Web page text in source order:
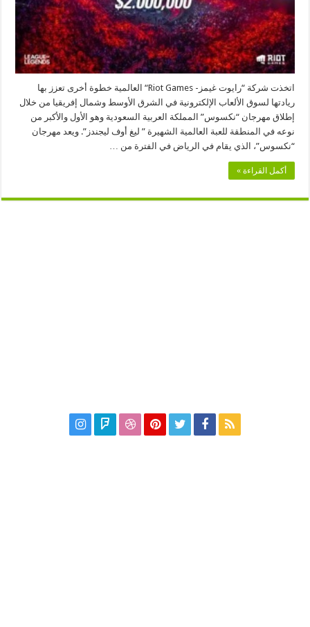
اتخذت شركة “رايوت غيمز- Riot Games“ العالمية خطوة أخرى تعزز بها
ريادتها لسوق الألعاب الإلكترونية في الشرق الأوسط وشمال إفريقيا من خلال
إطلاق مهرجان “نكسوس” المملكة العربية السعودية وهو الأول والأكبر من
نوعه في المنطقة للعبة العالمية الشهيرة ” ليغ أوف ليجندز”. ويعد مهرجان
“نكسوس”، الذي يقام في الرياض في الفترة من …
أكمل القراءة »